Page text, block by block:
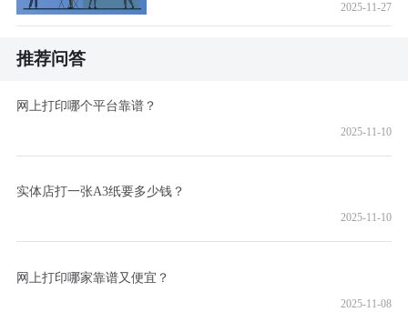
2025-11-27
推荐问答
网上打印哪个平台靠谱？
2025-11-10
实体店打一张A3纸要多少钱？
2025-11-10
网上打印哪家靠谱又便宜？
2025-11-08